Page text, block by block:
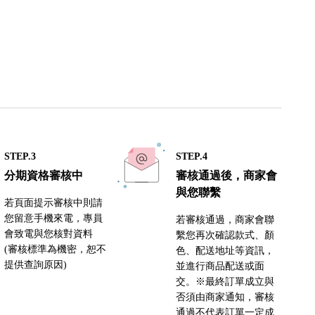
STEP.3
分期資格審核中
若頁面提示審核中則請
您留意手機來電，專員
會致電與您核對資料
(審核標準為機密，恕不
提供查詢原因)
STEP.4
審核通過後，商家會
與您聯繫
若審核通過，商家會聯
繫您再次確認款式、顏
色、配送地址等資訊，
並進行商品配送或面
交。※最終訂單成立與
否須由商家通知，審核
通過不代表訂單一定成